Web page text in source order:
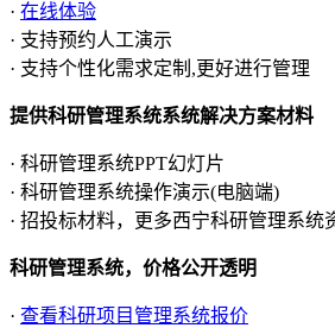
· 在线体验
· 支持预约人工演示
· 支持个性化需求定制,更好进行管理
提供科研管理系统系统解决方案材料
· 科研管理系统PPT幻灯片
· 科研管理系统操作演示(电脑端)
· 招投标材料，更多西宁科研管理系统
科研管理系统，价格公开透明
· 查看科研项目管理系统报价